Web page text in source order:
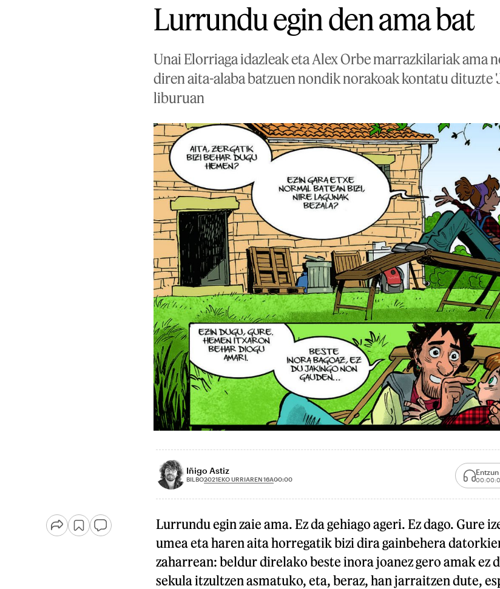
Lurrundu egin den ama bat
Unai Elorriaga idazleak eta Alex Orbe marrazkilariak ama
diren aita-alaba batzuen nondik norakoak kontatu
liburuan
Iñigo Astiz
BILBO2021EKO URRIAREN 16A00:00
Entzun
Lurrundu egin zaie ama. Ez da gehiago ageri. Ez dago. Gure
umea eta haren aita horregatik bizi dira gainbehera
zaharrean: beldur direlako beste inora joanez gero amak ez
sekula itzultzen asmatuko, eta, beraz, han jarraitzen dute,